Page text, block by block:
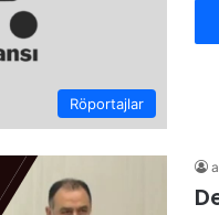
Röportajlar